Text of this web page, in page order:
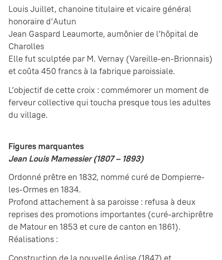
Louis Juillet, chanoine titulaire et vicaire général
honoraire d’Autun
Jean Gaspard Leaumorte, aumônier de l’hôpital de
Charolles
Elle fut sculptée par M. Vernay (Vareille-en-Brionnais)
et coûta 450 francs à la fabrique paroissiale.
L’objectif de cette croix : commémorer un moment de
ferveur collective qui toucha presque tous les adultes
du village.
Figures marquantes
Jean Louis Mamessier (1807 – 1893)
Ordonné prêtre en 1832, nommé curé de Dompierre-
les-Ormes en 1834.
Profond attachement à sa paroisse : refusa à deux
reprises des promotions importantes (curé-archiprêtre
de Matour en 1853 et cure de canton en 1861).
Réalisations :